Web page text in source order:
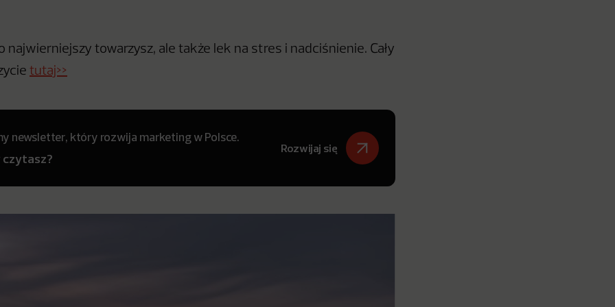
najwierniejszy towarzysz, ale także lek na stres i nadciśnienie. Cały
tutaj>>
newsletter, który rozwija marketing w Polsce.
czytasz?
Rozwijaj się